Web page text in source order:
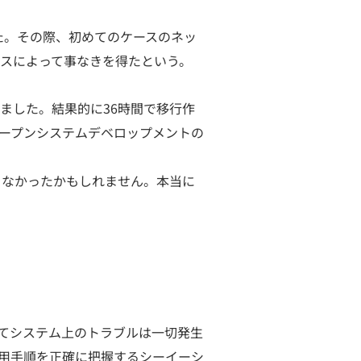
その際、初めてのケースのネッ
よって事なきを得たという。
した。結果的に36時間で移行作
プンシステムデベロップメントの
かったかもしれません。本当に
システム上のトラブルは一切発生
手順を正確に把握するシーイーシ